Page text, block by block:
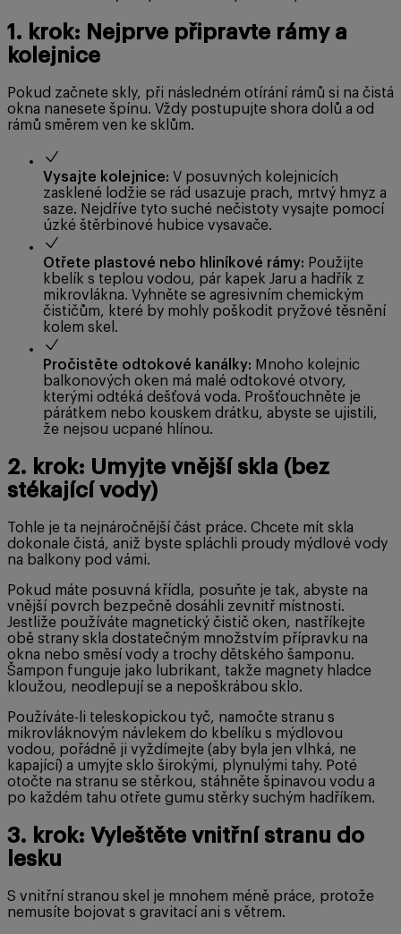
1. krok: Nejprve připravte rámy a
kolejnice
Pokud začnete skly, při následném otírání rámů si na čistá
okna nanesete špínu. Vždy postupujte shora dolů a od
rámů směrem ven ke sklům.
Vysajte kolejnice: V posuvných kolejnicích
zasklené lodžie se rád usazuje prach, mrtvý hmyz a
saze. Nejdříve tyto suché nečistoty vysajte pomocí
úzké štěrbinové hubice vysavače.
Otřete plastové nebo hliníkové rámy: Použijte
kbelík s teplou vodou, pár kapek Jaru a hadřík z
mikrovlákna. Vyhněte se agresivním chemickým
čističům, které by mohly poškodit pryžové těsnění
kolem skel.
Pročistěte odtokové kanálky: Mnoho kolejnic
balkonových oken má malé odtokové otvory,
kterými odtéká dešťová voda. Prošťouchněte je
párátkem nebo kouskem drátku, abyste se ujistili,
že nejsou ucpané hlínou.
2. krok: Umyjte vnější skla (bez
stékající vody)
Tohle je ta nejnáročnější část práce. Chcete mít skla
dokonale čistá, aniž byste spláchli proudy mýdlové vody
na balkony pod vámi.
Pokud máte posuvná křídla, posuňte je tak, abyste na
vnější povrch bezpečně dosáhli zevnitř místnosti.
Jestliže používáte magnetický čistič oken, nastříkejte
obě strany skla dostatečným množstvím přípravku na
okna nebo směsí vody a trochy dětského šamponu.
Šampon funguje jako lubrikant, takže magnety hladce
kloužou, neodlepují se a nepoškrábou sklo.
Používáte-li teleskopickou tyč, namočte stranu s
mikrovláknovým návlekem do kbelíku s mýdlovou
vodou, pořádně ji vyždímejte (aby byla jen vlhká, ne
kapající) a umyjte sklo širokými, plynulými tahy. Poté
otočte na stranu se stěrkou, stáhněte špinavou vodu a
po každém tahu otřete gumu stěrky suchým hadříkem.
3. krok: Vyleštěte vnitřní stranu do
lesku
S vnitřní stranou skel je mnohem méně práce, protože
nemusíte bojovat s gravitací ani s větrem.